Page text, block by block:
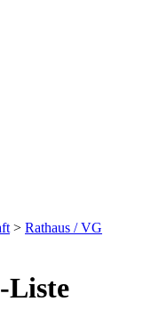
> Rathaus / VG
Liste